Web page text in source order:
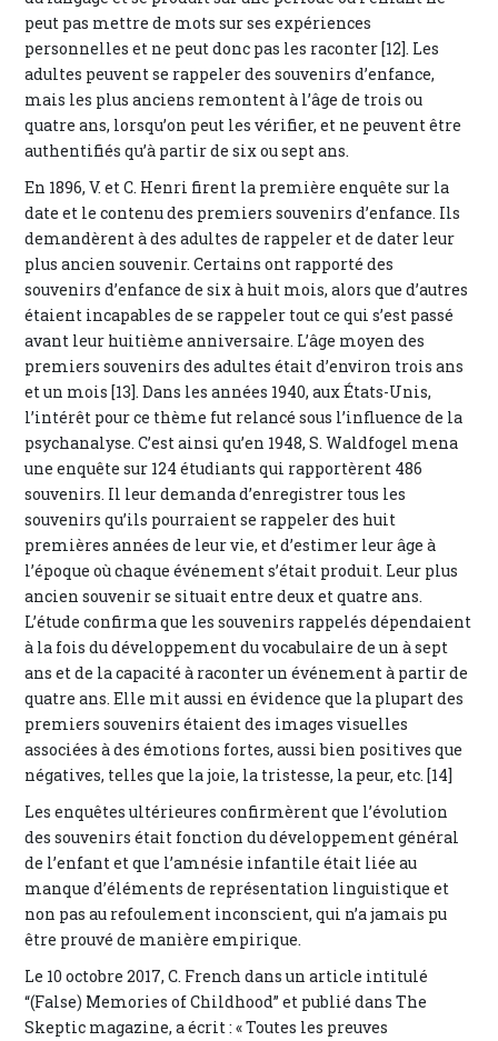
peut pas mettre de mots sur ses expériences
personnelles et ne peut donc pas les raconter [12]. Les
adultes peuvent se rappeler des souvenirs d’enfance,
mais les plus anciens remontent à l’âge de trois ou
quatre ans, lorsqu’on peut les vérifier, et ne peuvent être
authentifiés qu’à partir de six ou sept ans.
En 1896, V. et C. Henri firent la première enquête sur la
date et le contenu des premiers souvenirs d’enfance. Ils
demandèrent à des adultes de rappeler et de dater leur
plus ancien souvenir. Certains ont rapporté des
souvenirs d’enfance de six à huit mois, alors que d’autres
étaient incapables de se rappeler tout ce qui s’est passé
avant leur huitième anniversaire. L’âge moyen des
premiers souvenirs des adultes était d’environ trois ans
et un mois [13]. Dans les années 1940, aux États-Unis,
l’intérêt pour ce thème fut relancé sous l’influence de la
psychanalyse. C’est ainsi qu’en 1948, S. Waldfogel mena
une enquête sur 124 étudiants qui rapportèrent 486
souvenirs. Il leur demanda d’enregistrer tous les
souvenirs qu’ils pourraient se rappeler des huit
premières années de leur vie, et d’estimer leur âge à
l’époque où chaque événement s’était produit. Leur plus
ancien souvenir se situait entre deux et quatre ans.
L’étude confirma que les souvenirs rappelés dépendaient
à la fois du développement du vocabulaire de un à sept
ans et de la capacité à raconter un événement à partir de
quatre ans. Elle mit aussi en évidence que la plupart des
premiers souvenirs étaient des images visuelles
associées à des émotions fortes, aussi bien positives que
négatives, telles que la joie, la tristesse, la peur, etc. [14]
Les enquêtes ultérieures confirmèrent que l’évolution
des souvenirs était fonction du développement général
de l’enfant et que l’amnésie infantile était liée au
manque d’éléments de représentation linguistique et
non pas au refoulement inconscient, qui n’a jamais pu
être prouvé de manière empirique.
Le 10 octobre 2017, C. French dans un article intitulé
“(False) Memories of Childhood” et publié dans The
Skeptic magazine, a écrit : « Toutes les preuves